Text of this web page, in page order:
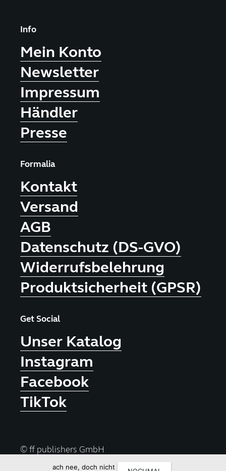
Info
Mein Konto
Newsletter
Impressum
Händler
Presse
Formalia
Kontakt
Versand
AGB
Datenschutz (DS-GVO)
Widerrufsbelehrung
Produktsicherheit (GPSR)
Get Social
Unser Katalog
Instagram
Facebook
TikTok
© ff publishers GmbH
ach nee, doch nicht